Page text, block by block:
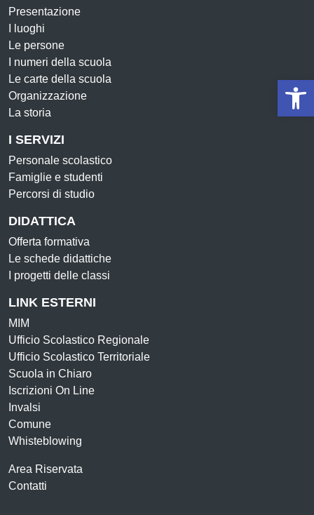
Presentazione
I luoghi
Le persone
I numeri della scuola
Le carte della scuola
Organizzazione
La storia
I SERVIZI
Personale scolastico
Famiglie e studenti
Percorsi di studio
DIDATTICA
Offerta formativa
Le schede didattiche
I progetti delle classi
LINK ESTERNI
MIM
Ufficio Scolastico Regionale
Ufficio Scolastico Territoriale
Scuola in Chiaro
Iscrizioni On Line
Invalsi
Comune
Whisteblowing
Area Riservata
Contatti